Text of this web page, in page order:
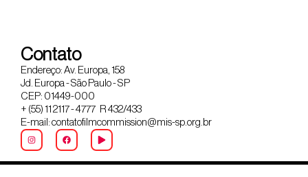
Contato
Endereço: Av. Europa, 158
Jd. Europa - São Paulo - SP
CEP: 01449-000
+ (55) 11 2117 - 4777 R 432/433
E-mail: contatofilmcommission@mis-sp.org.br